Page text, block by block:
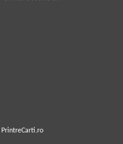
PrintreCarti.ro